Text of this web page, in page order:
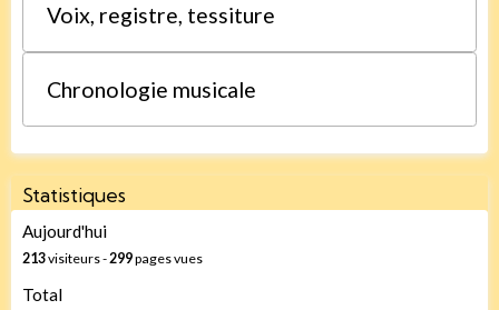
Voix, registre, tessiture
Chronologie musicale
Statistiques
Aujourd'hui
213visiteurs - 299pages vues
Total